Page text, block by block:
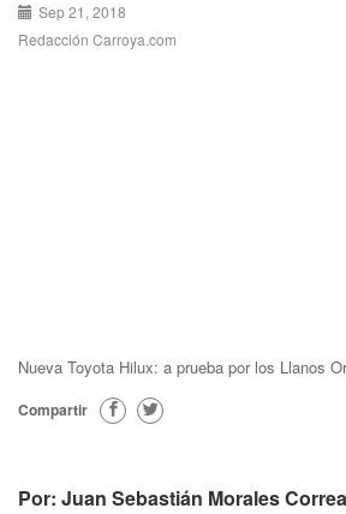
Sep 21, 2018
Redacción Carroya.com
Nueva Toyota Hilux: a prueba por los Llanos
Compartir
Por: Juan Sebastián Morales